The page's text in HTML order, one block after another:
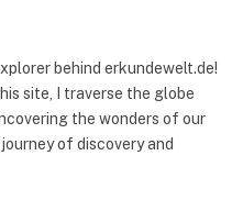
behind erkundewelt.de!
site, I traverse the globe
the wonders of our
of discovery and